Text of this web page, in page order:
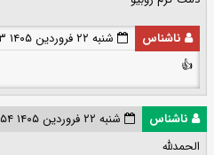
ناشناس
شنبه ۲۲ فروردین ۱۴۰۵ ۲۰:۴۸:۳۳
👍
ناشناس
شنبه ۲۲ فروردین ۱۴۰۵ ۱۷:۵۹:۵۴
الحمدلله